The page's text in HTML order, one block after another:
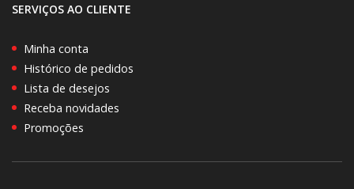
SERVIÇOS AO CLIENTE
Minha conta
Histórico de pedidos
Lista de desejos
Receba novidades
Promoções